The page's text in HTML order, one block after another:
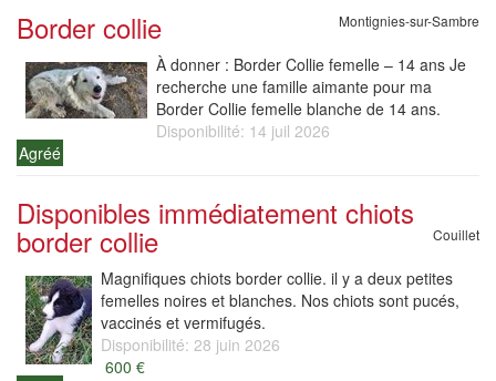
Border collie Montignies-sur-Sambre
À donner : Border Collie femelle – 14 ans Je
recherche une famille aimante pour ma
Border Collie femelle blanche de 14 ans.
Disponibilité: 14 juil 2026
Agréé
Disponibles immédiatement chiots
border collie Couillet
Magnifiques chiots border collie. il y a deux petites
femelles noires et blanches. Nos chiots sont pucés,
vaccinés et vermifugés.
Disponibilité: 28 juin 2026
600 €